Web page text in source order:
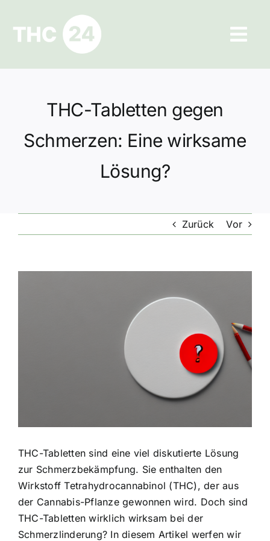
springen
Ratgeber
Hilfe und Kontakt
Datenschutz
THC-Tabletten gegen
Schmerzen: Eine wirksame
Lösung?
Zurück Vor
THC-Tabletten sind eine viel diskutierte Lösung
zur Schmerzbekämpfung. Sie enthalten den
Wirkstoff Tetrahydrocannabinol (THC), der aus
der Cannabis-Pflanze gewonnen wird. Doch sind
THC-Tabletten wirklich wirksam bei der
Schmerzlinderung? In diesem Artikel werfen wir